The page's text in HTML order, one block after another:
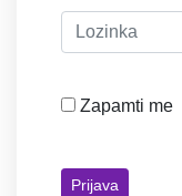
Zapamti me
Prijava